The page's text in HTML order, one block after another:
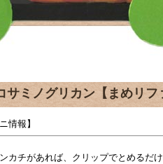
サミノグリカン【まめリフ
情報】
カチがあれば、クリップでとめるだ